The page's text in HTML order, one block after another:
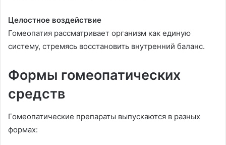
Целостное воздействие
Гомеопатия рассматривает организм как единую
систему, стремясь восстановить внутренний баланс.
Формы гомеопатических
средств
Гомеопатические препараты выпускаются в разных
формах: